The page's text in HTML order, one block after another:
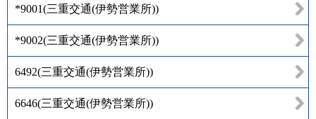
*9001(三重交通(伊勢営業所))
*9002(三重交通(伊勢営業所))
6492(三重交通(伊勢営業所))
6646(三重交通(伊勢営業所))